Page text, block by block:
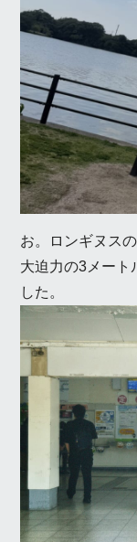
お。ロンギヌスの
大迫力の3メート
した。